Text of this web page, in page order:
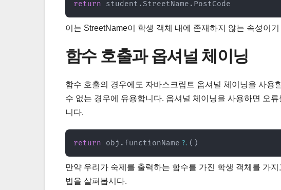
return student . StreetName . PostCode
이는 StreetName이 학생 객체 내에 존재하지 않는 속성이
함수 호출과 옵셔널 체이닝
함수 호출의 경우에도 자바스크립트 옵셔널 체이닝을 사용
수 없는 경우에 유용합니다. 옵셔널 체이닝을 사용하면 오
니다.
return obj . functionName ?. ( )
만약 우리가 숙제를 출력하는 함수를 가진 학생 객체를 가
법을 살펴봅시다.